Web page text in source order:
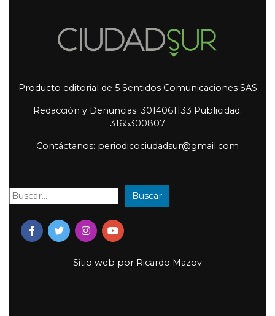
Producto editorial de 5 Sentidos Comunicaciones SAS
Redacción y Denuncias: 3014061133 Publicidad:
3165300807
Contáctanos: periodicociudadsur@gmail.com
Buscar: Buscar
Sitio web por Ricardo Mazov